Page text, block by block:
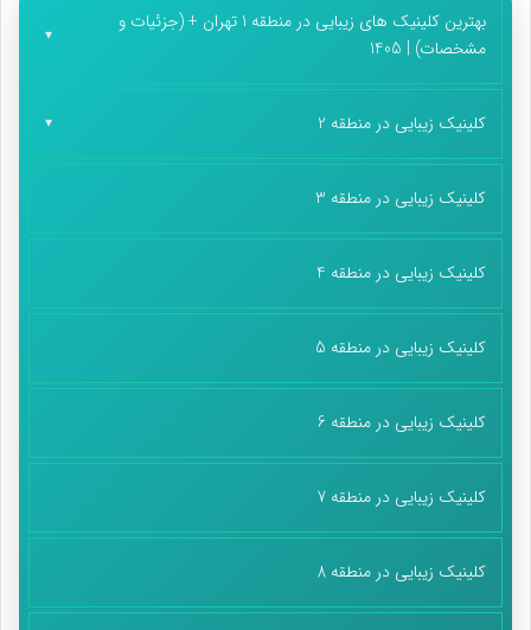
بهترین کلینیک های زیبایی در منطقه 1 تهران + (جزئیات و
مشخصات) | 1405
کلینیک زیبایی در منطقه 2
کلینیک زیبایی در منطقه 3
کلینیک زیبایی در منطقه 4
کلینیک زیبایی در منطقه 5
کلینیک زیبایی در منطقه 6
کلینیک زیبایی در منطقه 7
کلینیک زیبایی در منطقه 8